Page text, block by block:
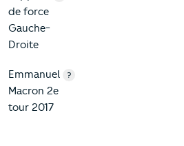
de force
Gauche-
Droite
Emmanuel
Macron 2e
tour 2017
?